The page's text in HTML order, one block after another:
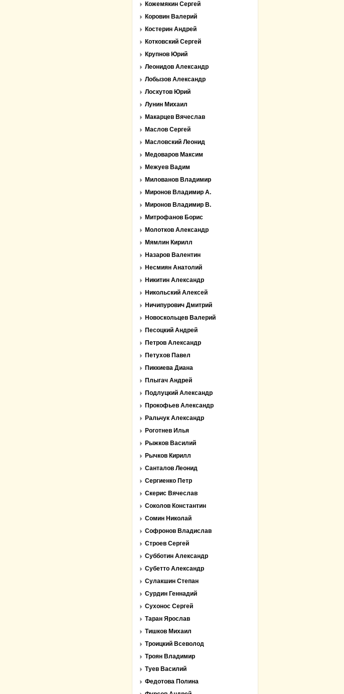
Кожемякин Сергей
Коровин Валерий
Костерин Андрей
Котковский Сергей
Крупнов Юрий
Леонидов Александр
Лобызов Александр
Лоскутов Юрий
Лунин Михаил
Макарцев Вячеслав
Маслов Сергей
Масловский Леонид
Медоваров Максим
Межуев Вадим
Милованов Владимир
Миронов Владимир А.
Миронов Владимир В.
Митрофанов Борис
Молотков Александр
Мямлин Кирилл
Назаров Валентин
Несмиян Анатолий
Никитин Александр
Никольский Алексей
Ничипурович Дмитрий
Новоскольцев Валерий
Песоцкий Андрей
Петров Александр
Петухов Павел
Пиккиева Диана
Плыгач Андрей
Подлуцкий Александр
Прокофьев Александр
Ральчук Александр
Роготнев Илья
Рыжков Василий
Рычков Кирилл
Санталов Леонид
Сергиенко Петр
Скерис Вячеслав
Соколов Константин
Сомин Николай
Софронов Владислав
Строев Сергей
Субботин Александр
Субетто Александр
Сулакшин Степан
Сурдин Геннадий
Сухонос Сергей
Таран Ярослав
Тишков Михаил
Троицкий Всеволод
Троян Владимир
Туев Василий
Федотова Полина